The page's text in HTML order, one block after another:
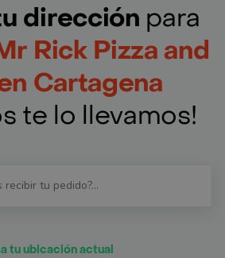
dirección para
Rick Pizza and
Cartagena
te lo llevamos!
tu ubicación actual